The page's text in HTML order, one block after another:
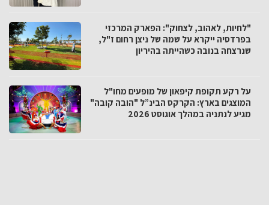
"לחיות, לאהוב, לצחוק": הפארק המרכזי
בפרדסיה ייקרא על שמה של ניצן רחום ז"ל,
שנרצחה בנובה כשהייתה בהיריון
על רקע תקופת קיפאון של מופעים מחו"ל
המוצגים בארץ: הקרקס הבינ”ל "הובה קובה"
מגיע לנתניה במהלך אוגוסט 2026